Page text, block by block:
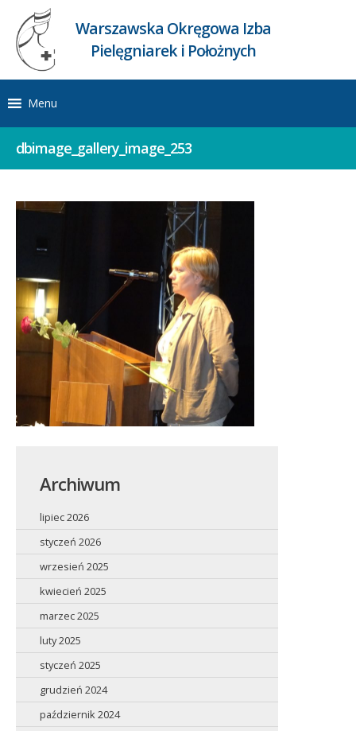
Warszawska Okręgowa Izba
Pielęgniarek i Położnych
Menu
dbimage_gallery_image_253
Archiwum
lipiec 2026
styczeń 2026
wrzesień 2025
kwiecień 2025
marzec 2025
luty 2025
styczeń 2025
grudzień 2024
październik 2024